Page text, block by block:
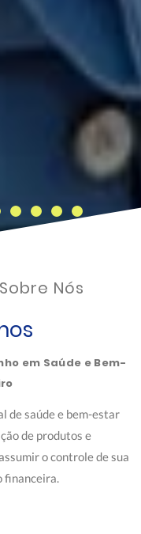
Nós
em Saúde e Bem-
de saúde e bem-estar
de produtos e
o controle de sua
financeira.